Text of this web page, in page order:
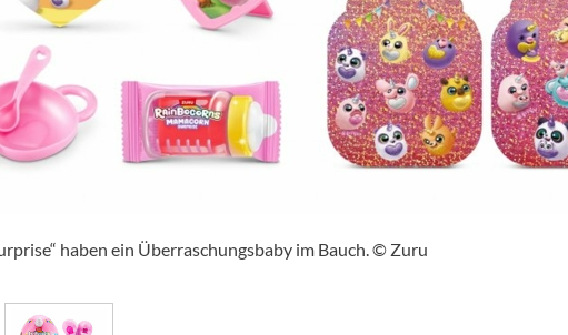
haben ein Überraschungsbaby im Bauch. © Zuru